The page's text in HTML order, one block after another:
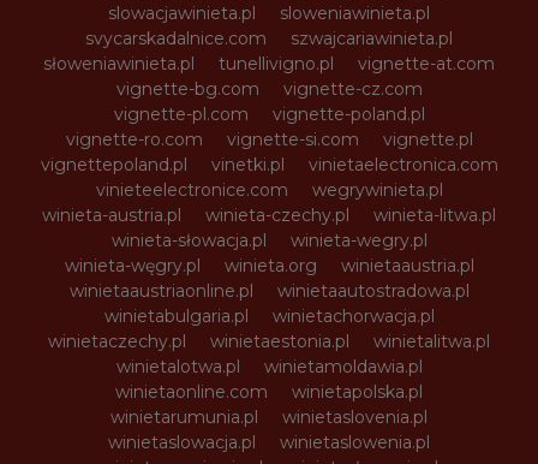
slowacjawinieta.pl
sloweniawinieta.pl
svycarskadalnice.com
szwajcariawinieta.pl
słoweniawinieta.pl
tunellivigno.pl
vignette-at.com
vignette-bg.com
vignette-cz.com
vignette-pl.com
vignette-poland.pl
vignette-ro.com
vignette-si.com
vignette.pl
vignettepoland.pl
vinetki.pl
vinietaelectronica.com
vinieteelectronice.com
wegrywinieta.pl
winieta-austria.pl
winieta-czechy.pl
winieta-litwa.pl
winieta-słowacja.pl
winieta-wegry.pl
winieta-węgry.pl
winieta.org
winietaaustria.pl
winietaaustriaonline.pl
winietaautostradowa.pl
winietabulgaria.pl
winietachorwacja.pl
winietaczechy.pl
winietaestonia.pl
winietalitwa.pl
winietalotwa.pl
winietamoldawia.pl
winietaonline.com
winietapolska.pl
winietarumunia.pl
winietaslovenia.pl
winietaslowacja.pl
winietaslowenia.pl